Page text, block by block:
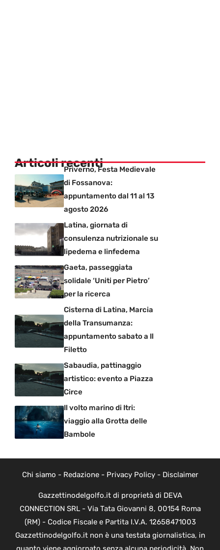
Articoli recentiPriverno, Festa Medievale
di Fossanova:
appuntamento dal 11 al 13
agosto 2026
Latina, giornata di
consulenza nutrizionale su
lipedema e linfedema
Gaeta, passeggiata
solidale ‘Uniti per Pietro’
per la ricerca
Cisterna di Latina, Marcia
della Transumanza:
appuntamento sabato a Il
Filetto
Sabaudia, pattinaggio
artistico: evento a Piazza
Circe
Il volto marino di Itri:
viaggio alla Grotta delle
Bambole
Chi siamo - Redazione- Privacy Policy- Disclaimer
Gazzettinodelgolfo.it di proprietà di DEVA
CONNECTION SRL - Via Tata Giovanni 8, 00154 Roma
(RM) - Codice Fiscale e Partita I.V.A. 12658471003
Gazzettinodelgolfo.it non è una testata giornalistica, in